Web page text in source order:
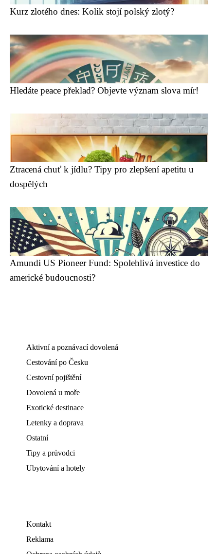
Kurz zlotého dnes: Kolik stojí polský zlotý?
Hledáte peace překlad? Objevte význam slova mír!
Ztracená chuť k jídlu? Tipy pro zlepšení apetitu u
dospělých
Amundi US Pioneer Fund: Spolehlivá investice do
americké budoucnosti?
Aktivní a poznávací dovolená
Cestování po Česku
Cestovní pojištění
Dovolená u moře
Exotické destinace
Letenky a doprava
Ostatní
Tipy a průvodci
Ubytování a hotely
Kontakt
Reklama